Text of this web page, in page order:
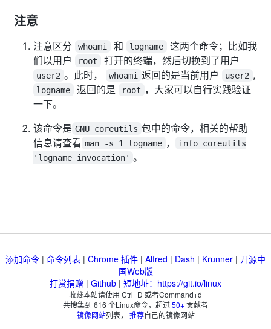
注意
注意区分 whoami 和 logname
这两个命令；比如我
们以用户
root 打开的终端，然后切换到了用户
user2 。此时， whoami 返回的是当前用户 user2 ,
logname 返回的是 root ，大家可以自行实践验证
一下。
该命令是 GNU coreutils 包中的命令，相关的帮助
信息请查看 man -s 1 logname ，
info coreutils
'logname invocation' 。
添加命令 | 命令列表 | Chrome 插件 | Alfred | Dash | Krunner | 开源中
国Web版
打赏捐赠 | Github | 短地址：https://git.io/linux
收藏本站请使用 Ctrl+D 或者Command+d
共搜集到 616 个Linux命令，超过50+贡献者
镜像网站列表， 推荐自己的镜像网站